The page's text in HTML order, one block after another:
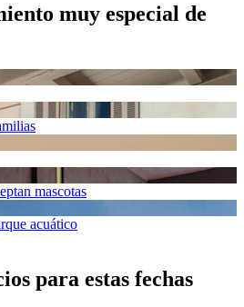
muy especial de
mascotas
acuático
para estas fechas